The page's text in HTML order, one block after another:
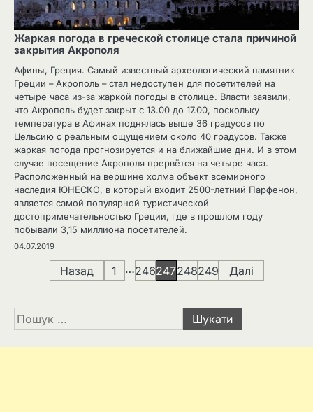
Жаркая погода в греческой столице стала причиной
закрытия Акрополя
Афины, Греция. Самый известный археологический памятник
Греции – Акрополь – стал недоступен для посетителей на
четыре часа из-за жаркой погоды в столице. Власти заявили,
что Акрополь будет закрыт с 13.00 до 17.00, поскольку
температура в Афинах поднялась выше 36 градусов по
Цельсию с реальным ощущением около 40 градусов. Также
жаркая погода прогнозируется и на ближайшие дни. И в этом
случае посещение Акрополя прервётся на четыре часа.
Расположенный на вершине холма объект всемирного
наследия ЮНЕСКО, в который входит 2500-летний Парфенон,
является самой популярной туристической
достопримечательностью Греции, где в прошлом году
побывали 3,15 миллиона посетителей.
04.07.2019
Навігація
Назад 1 …246247248249 Далі
Пошук: